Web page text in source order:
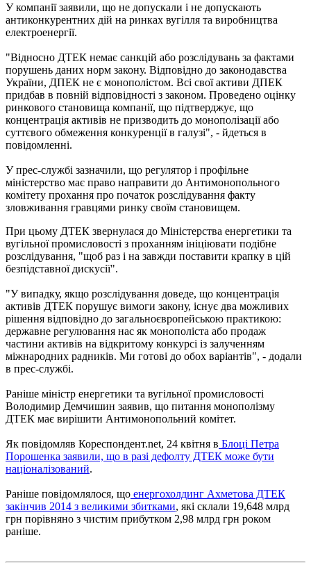
У компанії заявили, що не допускали і не допускають
антиконкурентних дій на ринках вугілля та виробництва
електроенергії.
"Відносно ДТЕК немає санкцій або розслідувань за фактами
порушень даних норм закону. Відповідно до законодавства
України, ДПЕК не є монополістом. Всі свої активи ДПЕК
придбав в повній відповідності з законом. Проведено оцінку
ринкового становища компанії, що підтверджує, що
концентрація активів не призводить до монополізаціїабо
суттєвого обмеження конкуренції в галузі", - йдеться в
повідомленні.
У прес-службі зазначили, що регулятор і профільне
міністерство має право направити до Антимонопольного
комітету прохання про початок розслідування факту
зловживання гравцями ринку своїм становищем.
При цьому ДТЕК звернулася до Міністерства енергетики та
вугільної промисловості з проханням ініціювати подібне
розслідування, "щоб раз і на завжди поставити крапку в цій
безпідставної дискусії".
"У випадку, якщо розслідування доведе, що концентрація
активів ДТЕК порушує вимоги закону, існує два можливих
рішення відповідно до загальноєвропейською практикою:
державне регулювання нас як монополіста або продаж
частини активів на відкритому конкурсі із залученням
міжнародних радників. Ми готові до обох варіантів", - додали
в прес-службі.
Раніше міністр енергетики та вугільної промисловості
Володимир Демчишин заявив, що питання монополізму
ДТЕК має вирішити Антимонопольний комітет.
Як повідомляв Кореспондент.net, 24 квітня в Блоці Петра
Порошенка заявили, що в разі дефолту ДТЕК може бути
націоналізований.
Раніше повідомлялося, що енергохолдинг Ахметова ДТЕК
закінчив 2014 з великими збитками, які склали 19,648 млрд
грн порівняно з чистим прибутком 2,98 млрд грн роком
раніше.